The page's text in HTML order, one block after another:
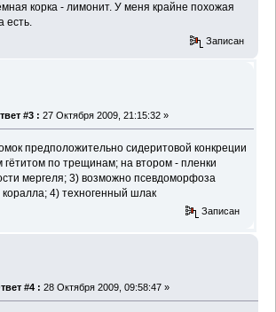
корка - лимонит. У меня крайне похожая
есть.
Записан
#3 : 27 Октября 2009, 21:15:32 »
предположительно сидеритовой конкреции
гётитом по трещинам; на втором - пленки
мергеля; 3) возможно псевдоморфоза
4) техногенный шлак
Записан
#4 : 28 Октября 2009, 09:58:47 »